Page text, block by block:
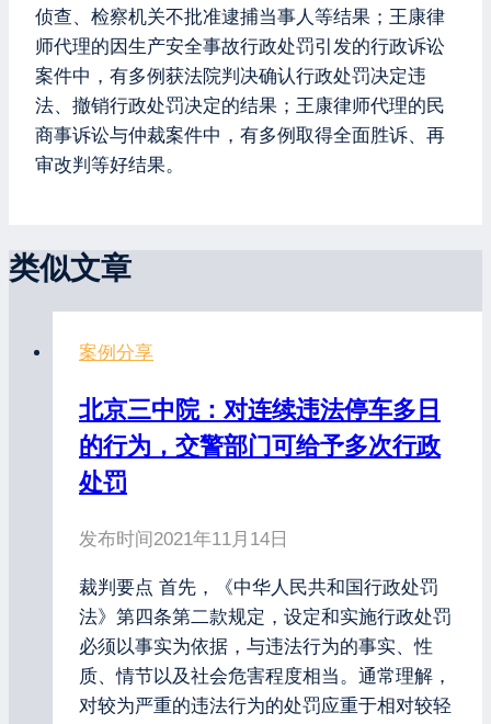
侦查、检察机关不批准逮捕当事人等结果；王康律
师代理的因生产安全事故行政处罚引发的行政诉讼
案件中，有多例获法院判决确认行政处罚决定违
法、撤销行政处罚决定的结果；王康律师代理的民
商事诉讼与仲裁案件中，有多例取得全面胜诉、再
审改判等好结果。
类似文章
案例分享
北京三中院：对连续违法停车多日
的行为，交警部门可给予多次行政
处罚
发布时间2021年11月14日
裁判要点 首先，《中华人民共和国行政处罚
法》第四条第二款规定，设定和实施行政处罚
必须以事实为依据，与违法行为的事实、性
质、情节以及社会危害程度相当。通常理解，
对较为严重的违法行为的处罚应重于相对较轻